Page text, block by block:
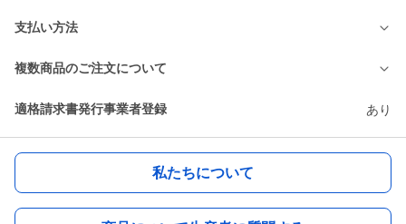
支払い方法
複数商品のご注文について
適格請求書発行事業者登録 あり
私たちについて